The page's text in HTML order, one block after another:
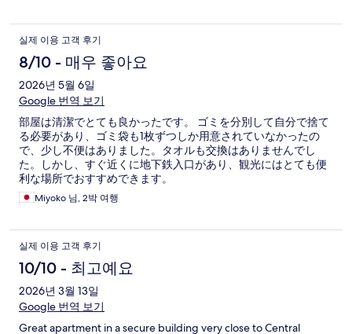
실제 이용 고객 후기
8/10 - 매우 좋아요
2026년 5월 6일
Google 번역 보기
部屋は清潔でとても良かったです。 ゴミを分別して自分で捨て
る必要があり、ゴミ袋も1枚ずつしか用意されていなかったの
で、少し不便はありました。タオルも交換はありませんでし
た。しかし、すぐ近くに地下鉄入口があり、観光にはとても便
利な場所でおすすめできます。
Miyoko 님, 2박 여행
실제 이용 고객 후기
10/10 - 최고예요
2026년 3월 13일
Google 번역 보기
Great apartment in a secure building very close to Central